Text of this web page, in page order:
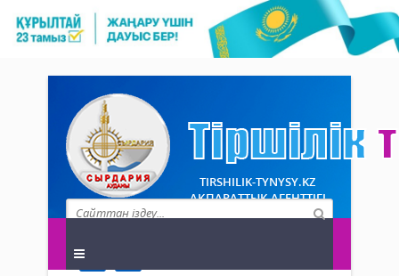
TIRSHILIK-TYNYSY.KZ
АҚПАРАТТЫҚ АГЕНТТІГІ